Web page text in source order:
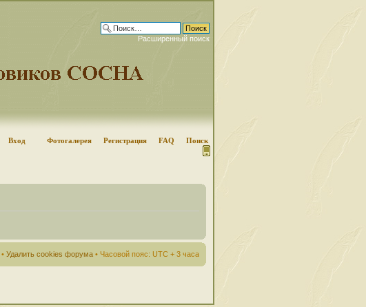
Расширенный поиск
Вход Фотогалерея Регистрация FAQ Поиск
• Удалить cookies форума • Часовой пояс: UTC + 3 часа